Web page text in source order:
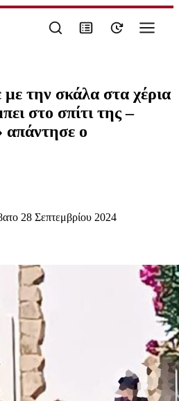
την σκάλα στα χέρια
στο σπίτι της –
ο
28 Σεπτεμβρίου 2024